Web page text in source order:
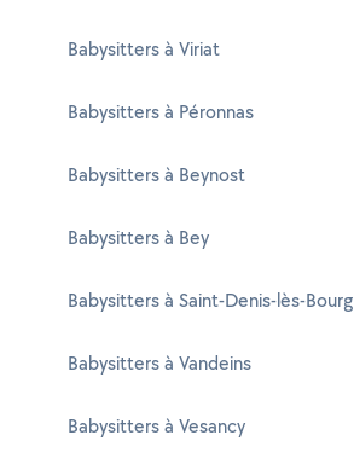
Babysitters à Viriat
Babysitters à Péronnas
Babysitters à Beynost
Babysitters à Bey
Babysitters à Saint-Denis-lès-Bourg
Babysitters à Vandeins
Babysitters à Vesancy